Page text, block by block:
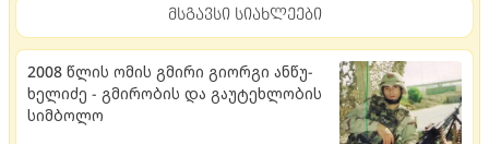
მსგავსი სიახლეები
2008 წლის ომის გმირი გი­ორ­გი ან­წუ­
ხე­ლი­ძე - გმი­რო­ბის და გა­უ­ტეხ­ლო­ბის
სიმ­ბო­ლო